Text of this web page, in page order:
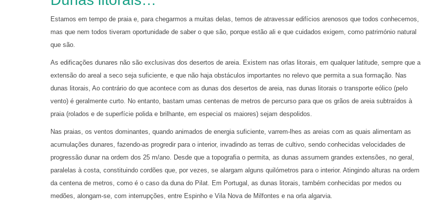
Estamos em tempo de praia e, para chegarmos a muitas delas, temos de atravessar edifícios arenosos que todos conhecemos,
mas que nem todos tiveram oportunidade de saber o que são, porque estão ali e que cuidados exigem, como património natural
que são.
As edificações dunares não são exclusivas dos desertos de areia. Existem nas orlas litorais, em qualquer latitude, sempre que a
extensão do areal a seco seja suficiente, e que não haja obstáculos importantes no relevo que permita a sua formação. Nas
dunas litorais, Ao contrário do que acontece com as dunas dos desertos de areia, nas dunas litorais o transporte eólico (pelo
vento) é geralmente curto. No entanto, bastam umas centenas de metros de percurso para que os grãos de areia subtraídos à
praia (rolados e de superfície polida e brilhante, em especial os maiores) sejam despolidos.
Nas praias, os ventos dominantes, quando animados de energia suficiente, varrem-lhes as areias com as quais alimentam as
acumulações dunares, fazendo-as progredir para o interior, invadindo as terras de cultivo, sendo conhecidas velocidades de
progressão dunar na ordem dos 25 m/ano. Desde que a topografia o permita, as dunas assumem grandes extensões, no geral,
paralelas à costa, constituindo cordões que, por vezes, se alargam alguns quilómetros para o interior. Atingindo alturas na ordem
da centena de metros, como é o caso da duna do Pilat. Em Portugal, as dunas litorais, também conhecidas por medos ou
medões, alongam-se, com interrupções, entre Espinho e Vila Nova de Milfontes e na orla algarvia.